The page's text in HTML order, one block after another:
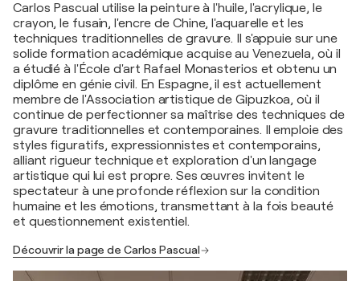
Carlos Pascual utilise la peinture à l'huile, l'acrylique, le
crayon, le fusain, l'encre de Chine, l'aquarelle et les
techniques traditionnelles de gravure. Il s'appuie sur une
solide formation académique acquise au Venezuela, où il
a étudié à l'École d'art Rafael Monasterios et obtenu un
diplôme en génie civil. En Espagne, il est actuellement
membre de l'Association artistique de Gipuzkoa, où il
continue de perfectionner sa maîtrise des techniques de
gravure traditionnelles et contemporaines. Il emploie des
styles figuratifs, expressionnistes et contemporains,
alliant rigueur technique et exploration d'un langage
artistique qui lui est propre. Ses œuvres invitent le
spectateur à une profonde réflexion sur la condition
humaine et les émotions, transmettant à la fois beauté
et questionnement existentiel.
Découvrir la page de Carlos Pascual